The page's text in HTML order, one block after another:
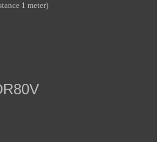
1 meter)